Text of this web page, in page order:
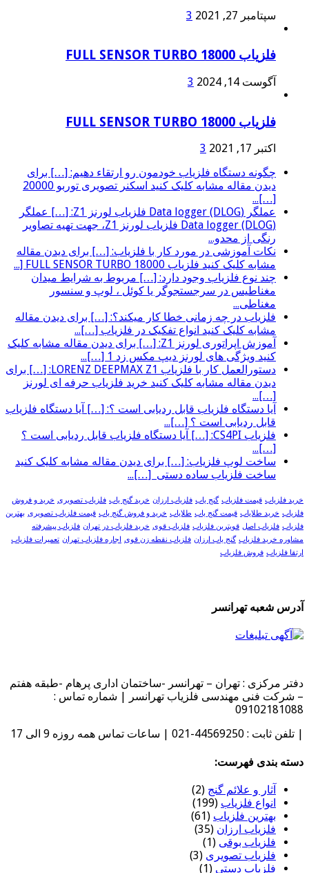
سپتامبر 27, 2021 3
فلزیاب FULL SENSOR TURBO 18000
آگوست 14, 2024 3
فلزیاب FULL SENSOR TURBO 18000
اکتبر 17, 2021
3
چگونه دستگاه فلزیاب خودمون رو ارتقاء دهیم: […] برای
دیدن مقاله مشابه کلیک کنید اسکنر تصویری توربو 20000
[…]...
عملگر (Data logger (DLOG فلزیاب لورنز Z1: […] عملگر
(Data logger (DLOG فلزیاب لورنز Z1، جهت تهیه تصاویر
رنگی از محدو...
نکات آموزشی در مورد کار با فلزیاب: […] برای دیدن مقاله
مشابه کلیک کنید فلزیاب FULL SENSOR TURBO 18000 [...
چند نوع فلزیاب وجود دارد: […] مربوط به شرایط میدان
مغناطیس در سرجستجوگر یا کوئل ، لوپ و سنسور
مغناطی...
فلزیاب در چه زمانی خطا کار میکند؟: […] برای دیدن مقاله
مشابه کلیک کنید انواع تفکیک در فلزیاب […]...
آموزش اپراتوری لورنز Z1: […] برای دیدن مقاله مشابه کلیک
کنید ویژگی های لورنز دیپ مکس زد 1 […]...
دستورالعمل کار با فلزیاب LORENZ DEEPMAX Z1: […] برای
دیدن مقاله مشابه کلیک کنید خرید فلزیاب حرفه ای لورنز
[…]...
آیا دستگاه فلزیاب قابل ردیابی است ؟: […] آیا دستگاه فلزیاب
قابل ردیابی است ؟ […]...
فلزیاب CS4PI: […] آیا دستگاه فلزیاب قابل ردیابی است ؟
[…]...
ساخت لوپ فلزیاب: […] برای دیدن مقاله مشابه کلیک کنید
ساخت فلزیاب ساده دستی […]...
خرید فلزیاب قیمت فلزیاب گنج یاب فلزیاب ارزان خرید گنج یاب فلزیاب تصویری خرید و فروش
فلزیاب خرید طلایاب قیمت گنج یاب طلایاب خرید و فروش گنج یاب قیمت فلزیاب تصویری بهترین
فلزیاب فلزیاب اصل قویترین فلزیاب فلزیاب قوی خرید فلزیاب در تهران فلزیاب پیشرفته
مشاوره خرید فلزیاب گنج یاب ارزان فلزیاب نقطه زن قوی اجاره فلزیاب تهران تعمیرات فلزیاب
ارتقا فلزیاب فروش فلزیاب
آدرس شعبه تهرانسر
دفتر مرکزی : تهران – تهرانسر -ساختمان اداری پرهام -طبقه هفتم
– شرکت فنی مهندسی فلزیاب تهرانسر | شماره تماس :
09102181088
| تلفن ثابت : 44569250-021 | ساعات تماس همه روزه 9 الی 17
دسته بندی فهرست:
آثار و علائم گنج (2)
انواع فلزیاب (199)
بهترین فلزیاب (61)
فلزیاب ارزان (35)
فلزیاب بوقی (1)
فلزیاب تصویری (3)
فلزیاب دستی (1)